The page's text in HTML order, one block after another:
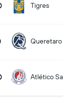
Tigres
Queretaro
Atlético